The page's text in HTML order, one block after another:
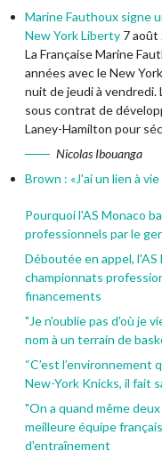
Marine Fauthoux signe
New York Liberty 7 août
La Française Marine
années avec le New
nuit de jeudi à vendredi.
sous contrat de
Laney-Hamilton pour
Nicolas Ibouanga
Brown : «J'ai un lien à
Pourquoi l'AS Monaco
professionnels par le
Déboutée en appel,
championnats
financements
"Je n'oublie pas d'où je
nom à un terrain de
“C’est l’environnement
New-York Knicks, il fait
"On a quand même
meilleure équipe
d'entraînement